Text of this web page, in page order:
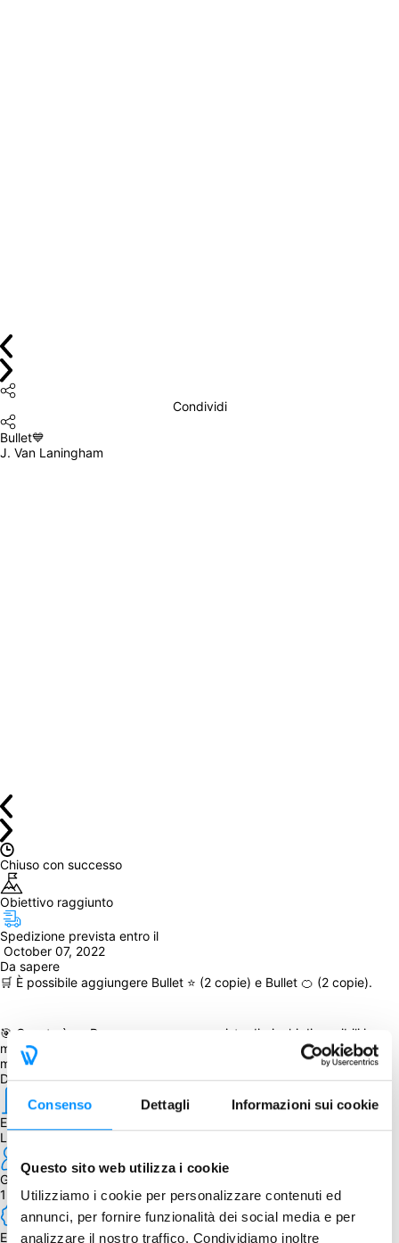
Consenso Dettagli Informazioni sui cookie
Questo sito web utilizza i cookie
Utilizziamo i cookie per personalizzare contenuti ed
annunci, per fornire funzionalità dei social media e per
analizzare il nostro traffico. Condividiamo inoltre
Condividi
Bullet💙
J. Van Laningham
Chiuso con successo
Obiettivo raggiunto
Spedizione prevista entro il
October 07, 2022
Da sapere
🛒 È possibile aggiungere Bullet ⭐ (2 copie) e Bullet 🍊 (2 copie).
🎯 Questo è un Reega, ovvero un acquisto di giochi disponibili in
magazzino, pertanto non sarà necessario raggiungere un numero
minimo di adesioni.
Dettagli
Editore
Level 99 Games
Giocatori
1 - 4
Edizione